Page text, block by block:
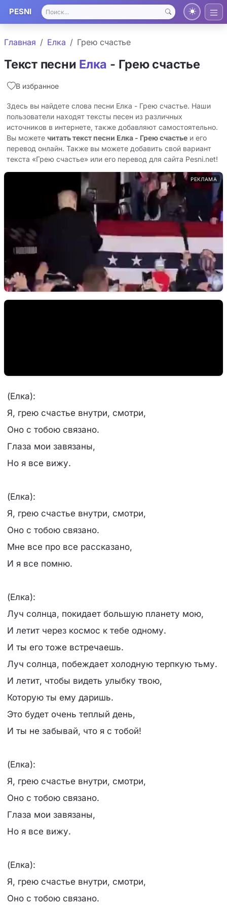
PESNI
Главная Елка Грею счастье
Текст песни Елка - Грею счастье
В избранное
Здесь вы найдете слова песни Елка - Грею счастье. Наши
пользователи находят тексты песен из различных
источников в интернете, также добавляют самостоятельно.
Вы можете читать текст песни Елка - Грею счастье и его
перевод онлайн. Также вы можете добавить свой вариант
текста «Грею счастье» или его перевод для сайта Pesni.net!
РЕКЛАМА
(Елка):
Я, грею счастье внутри, смотри,
Оно с тобою связано.
Глаза мои завязаны,
Но я все вижу.
(Елка):
Я, грею счастье внутри, смотри,
Оно с тобою связано.
Мне все про все рассказано,
И я все помню.
(Елка):
Луч солнца, покидает большую планету мою,
И летит через космос к тебе одному.
И ты его тоже встречаешь.
Луч солнца, побеждает холодную терпкую тьму.
И летит, чтобы видеть улыбку твою,
Которую ты ему даришь.
Это будет очень теплый день,
И ты не забывай, что я с тобой!
(Елка):
Я, грею счастье внутри, смотри,
Оно с тобою связано.
Глаза мои завязаны,
Но я все вижу.
(Елка):
Я, грею счастье внутри, смотри,
Оно с тобою связано.